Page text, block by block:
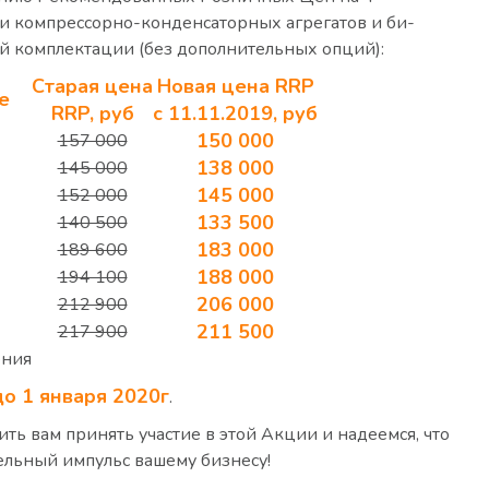
компрессорно-конденсаторных агрегатов и би-
комплектации (без дополнительных опций):
Старая цена
RRP, руб
Новая цена RRP
с 11.11.2019, руб
157 000 150 000
145 000 138 000
152 000 145 000
140 500 133 500
189 600 183 000
194 100 188 000
212 900 206 000
217 900 211 500
1 января 2020г.
вам принять участие в этой Акции и надеемся, что
импульс вашему бизнесу!